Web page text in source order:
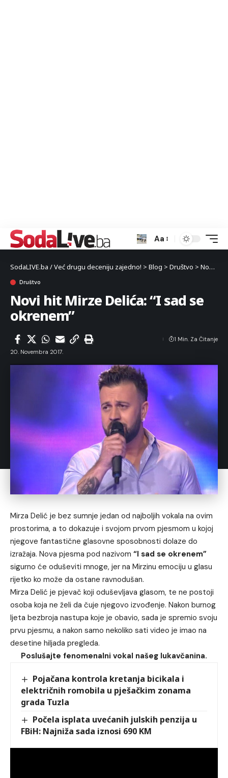
Aa
SodaLIVE.ba / Već drugu deceniju zajedno! > Blog > Društvo > Novi hit Mirze Delića: “I sad se okrenem”
Društvo
Novi hit Mirze Delića: “I sad se
okrenem”
20. Novembra 2017.
1 Min. Za Čitanje
Mirza Delić je bez sumnje jedan od najboljih vokala na ovim
prostorima, a to dokazuje i svojom prvom pjesmom u kojoj
njegove fantastične glasovne sposobnosti dolaze do
izražaja. Nova pjesma pod nazivom “I sad se okrenem”
sigurno će oduševiti mnoge, jer na Mirzinu emociju u glasu
rijetko ko može da ostane ravnodušan.
Mirza Delić je pjevač koji oduševljava glasom, te ne postoji
osoba koja ne želi da čuje njegovo izvođenje. Nakon burnog
ljeta bezbroja nastupa koje je obavio, sada je spremio svoju
prvu pjesmu, a nakon samo nekoliko sati video je imao na
desetine hiljada pregleda.
Poslušajte fenomenalni vokal našeg lukavčanina.
Pojačana kontrola kretanja bicikala i
električnih romobila u pješačkim zonama
grada Tuzla
Počela isplata uvećanih julskih penzija u
FBiH: Najniža sada iznosi 690 KM